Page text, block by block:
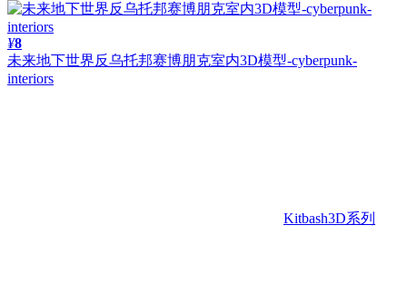
¥8
未来地下世界反乌托邦赛博朋克室内3D模型-cyberpunk-
interiors
Kitbash3D系列